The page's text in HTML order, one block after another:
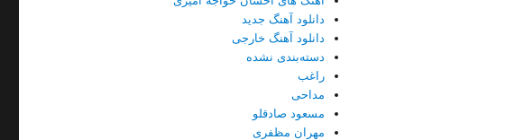
دانلود آهنگ جدید
دانلود آهنگ خارجی
دسته‌بندی نشده
راغب
مداحی
مسعود صادقلو
مهران مظفری